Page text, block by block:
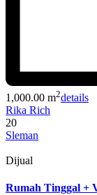
1,000.00 m2details
Rika Rich
20
Sleman
Dijual
Rumah Tinggal +